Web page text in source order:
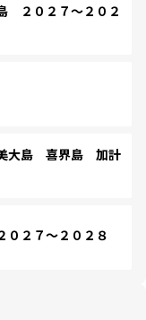
２０２７～２０２
大島 喜界島 加計
２７～２０２８